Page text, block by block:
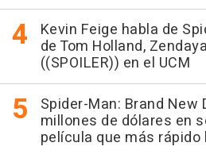
Kevin Feige habla de
de Tom Holland,
((SPOILER)) en el UCM
Spider-Man: Brand New
millones de dólares en
película que más rápido